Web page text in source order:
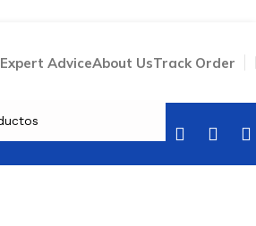
Expert AdviceAbout UsTrack Order